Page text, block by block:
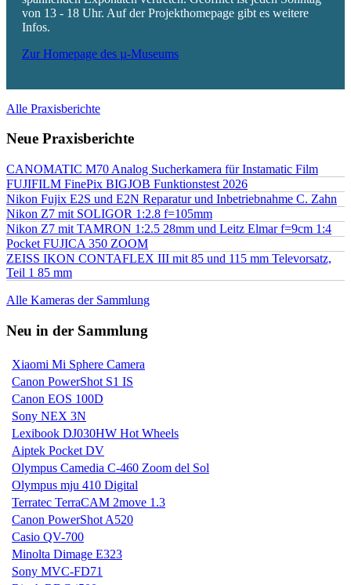
von 13 - 18 Uhr. Auf der Projekthomepage gibt es weitere
Infos.
Zur Homepage des µ-Museums
Alle Praxisberichte
Neue Praxisberichte
CANOMATIC M70 Analog Sucherkamera für Instamatic Film
FUJIFILM FinePix BIGJOB Funktionstest 2026
Nikon Fujix E2S und E2N Reparatur und Inbetriebnahme C. Zahn
Nikon Z7 mit SOLIGOR 1:2.8 f=105mm
Nikon Z7 mit TAMRON 1:2.5 28mm und Leitz Elmar f=9cm 1:4
Pocket FUJICA 350 ZOOM
ZEISS IKON CONTAFLEX III mit 85 und 115 mm Televorsatz,
Teil 1 85 mm
Alle Kameras der Sammlung
Neu in der Sammlung
Xiaomi Mi Sphere Camera
Canon PowerShot S1 IS
Canon EOS 100D
Sony NEX 3N
Lexibook DJ030HW Hot Wheels
Aiptek Pocket DV
Olympus Camedia C-460 Zoom del Sol
Olympus mju 410 Digital
Terratec TerraCAM 2move 1.3
Canon PowerShot A520
Casio QV-700
Minolta Dimage E323
Sony MVC-FD71